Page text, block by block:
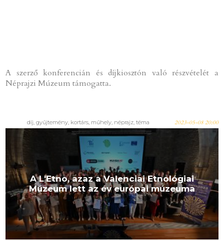
A szerző konferencián és díjkiosztón való részvételét a
Néprajzi Múzeum támogatta.
díj, gyűjtemény, kortárs, műhely, néprajz, téma 2023-05-08 20:00
A L'Etno, azaz a Valenciai Etnológiai
Múzeum lett az év európai múzeuma